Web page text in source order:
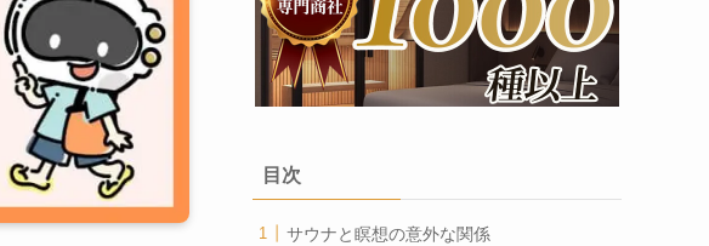
目次
サウナと瞑想の意外な関係